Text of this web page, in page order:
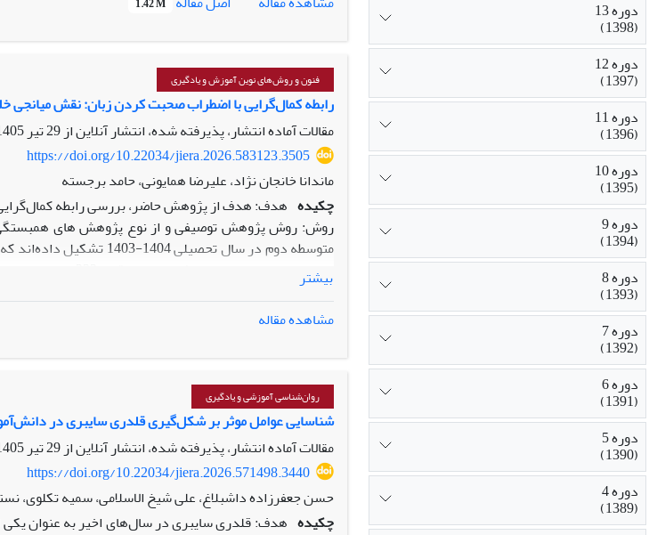
تفاوت معناداری بین نمرات پس‌آزمون و پیگیری مشاهده
پایستگی تحصیلی و بهزیستی ذهنی نوجوانان محسوب
روان‌شناختی مدرسه را داراست.
1.42 M
فنون و روش‌های نوین آموزش و یادگیری
رابطه کمال‌گرایی با اضطراب صحبت کردن زبان: نقش میانجی
مقالات آماده انتشار، پذیرفته شده، انتشار آنلاین از29 تیر 1405
https://doi.org/10.22034/jiera.2026.583123.3505
ماندانا خانجان نژاد، علیرضا همایونی، حامد برجسته
چکیده هدف: هدف از پژوهش حاضر، بررسی رابطه
روش: روش پژوهش توصیفی و از نوع پژوهش های همبستگی
(Ali Khalaf Ali, 2017)، پرسشنامه کمال‌گرایی (Hewitt & Flett, 1991) و پرسشنامه خلاقیت هیجانی (Averill, et al., 1999) استفاده شد.
یافته‏ها: یافته ها نشان داد که کمال‌گرایی و خلاقیت
خلاقیت هیجانی توان پیش بینی 41 درصد پراکندگی اضطراب صحبت کردن زبان در دانش‌آموزان را دارا بودند.
نتیجه‏ گیری: پژوهش حاضر نشانگر اهمیت عوامل شناختی و
افراطی در کنار پرورش خلاقیت هیجانی، می‌تواند راهکاری
بیشتر
مشاهده مقاله
روان‌شناسی آموزشی و یادگیری
شناسایی عوامل موثر بر شکل‌گیری قلدری سایبری در
مقالات آماده انتشار، پذیرفته شده، انتشار آنلاین از 29 تیر 1405
https://doi.org/10.22034/jiera.2026.571498.3440
حسن جعفرزاده داشبلاغ، علی شیخ الاسلامی، سمیه تکلوی،
چکیده هدف: قلدری‌ سایبری در سال‌های اخیر به عنوان یکی
دوره 13
(1398)
دوره 12
(1397)
دوره 11
(1396)
دوره 10
(1395)
دوره 9
(1394)
دوره 8
(1393)
دوره 7
(1392)
دوره 6
(1391)
دوره 5
(1390)
دوره 4
(1389)